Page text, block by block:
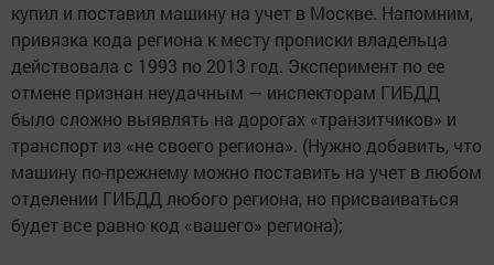
купил и поставил машину на учет в Москве. Напомним,
привязка кода региона к месту прописки владельца
действовала с 1993 по 2013 год. Эксперимент по ее
отмене признан неудачным — инспекторам ГИБДД
было сложно выявлять на дорогах «транзитчиков» и
транспорт из «не своего региона». (Нужно добавить, что
машину по-прежнему можно поставить на учет в любом
отделении ГИБДД любого региона, но присваиваться
будет все равно код «вашего» региона);